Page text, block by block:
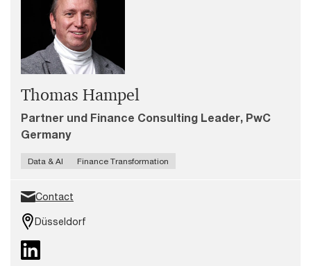
Thomas Hampel
Partner und Finance Consulting Leader, PwC
Germany
Data & AI Finance Transformation
Contact
Düsseldorf